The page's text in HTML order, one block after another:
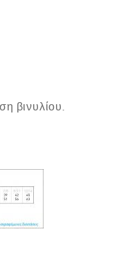
βινυλίου.